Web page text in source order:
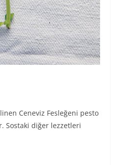
Ceneviz Fesleğeni pesto
Sostaki diğer lezzetleri